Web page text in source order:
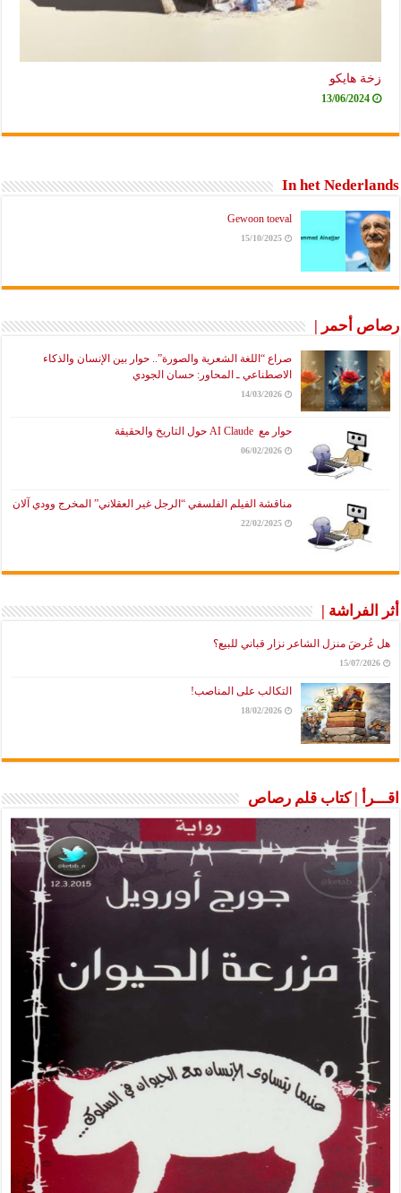
زخة هايكو
13/06/2024
In het Nederlands
Gewoon toeval
15/10/2025
رصاص أحمر |
صراع “اللغة الشعرية والصورة”.. حوار بين الإنسان والذكاء
الاصطناعي ـ المحاور: حسان الجودي
14/03/2026
حوار مع AI Claude حول التاريخ والحقيقة
06/02/2026
مناقشة الفيلم الفلسفي “الرجل غير العقلاني” المخرج وودي آلان
22/02/2025
أثر الفراشة |
هل عُرضَ منزل الشاعر نزار قباني للبيع؟
15/07/2026
التكالب على المناصب!
18/02/2026
اقـــرأ | كتاب قلم رصاص